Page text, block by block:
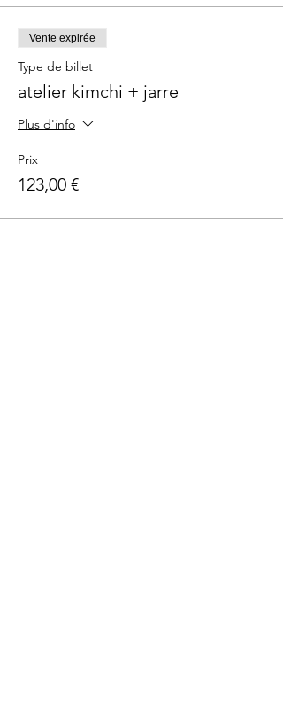
Vente expirée
Type de billet
atelier kimchi + jarre
Plus d'info
Prix
123,00 €